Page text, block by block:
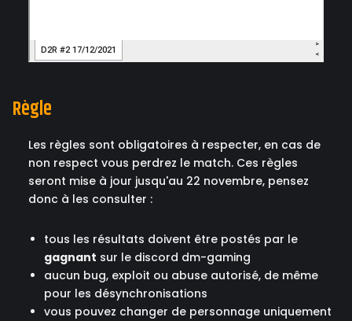
Règle
Les règles sont obligatoires à respecter, en cas de
non respect vous perdrez le match. Ces règles
seront mise à jour jusqu'au 22 novembre, pensez
donc à les consulter :
tous les résultats doivent être postés par le
gagnant sur le discord dm-gaming
aucun bug, exploit ou abuse autorisé, de même
pour les désynchronisations
vous pouvez changer de personnage uniquement